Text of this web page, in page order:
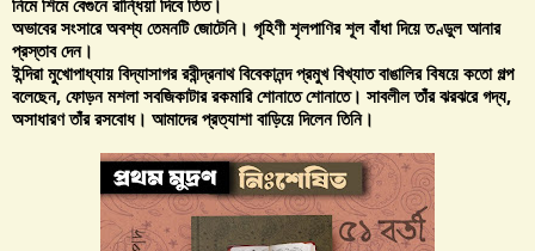
নিমে শিমে বেগুনে রান্ধিয়া দিবে তিত।
অভাবের সংসারে অবশ্য তেমনটি জোটেনি। গৃহিণী শৃলপাণির শূল বাঁধা দিয়ে তণ্ডুল আনার
প্রস্তাব দেন।
ইন্দিরা মুখোপাধ্যায় বিদ্যাসাগর রবীন্দ্রনাথ বিবেকানন্দ প্রমুখ বিখ্যাত বাঙালির বিষয়ে কতো গল্প
বলেছেন, ফোড়ন মশলা সবজিকাটার রকমারি শোনাতে শোনাতে। সাবলীল তাঁর ঝরঝরে গদ্য,
অসাধারণ তাঁর রসবোধ। আমাদের প্রত্যাশা বাড়িয়ে দিলেন তিনি।